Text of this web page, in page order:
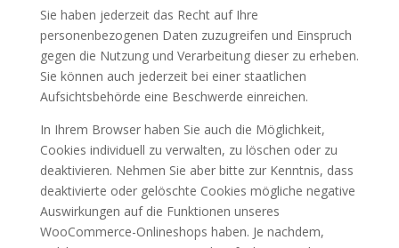
Sie haben jederzeit das Recht auf Ihre
personenbezogenen Daten zuzugreifen und Einspruch
gegen die Nutzung und Verarbeitung dieser zu erheben.
Sie können auch jederzeit bei einer staatlichen
Aufsichtsbehörde eine Beschwerde einreichen.
In Ihrem Browser haben Sie auch die Möglichkeit,
Cookies individuell zu verwalten, zu löschen oder zu
deaktivieren. Nehmen Sie aber bitte zur Kenntnis, dass
deaktivierte oder gelöschte Cookies mögliche negative
Auswirkungen auf die Funktionen unseres
WooCommerce-Onlineshops haben. Je nachdem,